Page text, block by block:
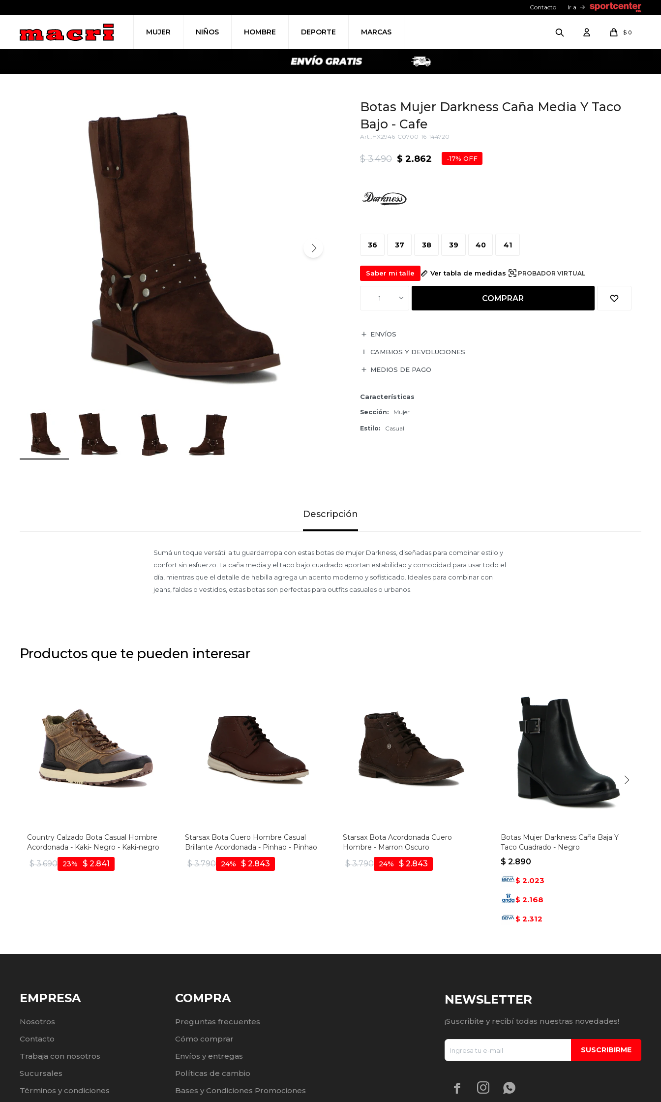
MUJER NIÑOS HOMBRE DEPORTE MARCAS $ 0
Contacto Ir a
Botas Mujer Darkness Caña Media Y Taco
Bajo - Cafe
HX2946-C0700-16-144720
$ 2.862
$ 3.490 17
36 37 38 39 40 41
Saber mi talle Ver tabla de medidas PROBADOR VIRTUAL
1 COMPRAR
ENVÍOS
CAMBIOS Y DEVOLUCIONES
MEDIOS DE PAGO
Características
Sección Mujer
Estilo Casual
Descripción
Sumá un toque versátil a tu guardarropa con estas botas de mujer Darkness, diseñadas para combinar estilo y
confort sin esfuerzo. La caña media y el taco bajo cuadrado aportan estabilidad y comodidad para usar todo el
día, mientras que el detalle de hebilla agrega un acento moderno y sofisticado. Ideales para combinar con
jeans, faldas o vestidos, estas botas son perfectas para outfits casuales o urbanos.
Productos que te pueden interesar
Country Calzado Bota Casual Hombre
Acordonada - Kaki- Negro - Kaki-negro
$ 3.690 $ 2.841
23
Starsax Bota Cuero Hombre Casual
Brillante Acordonada - Pinhao - Pinhao
$ 3.790 $ 2.843
24
Starsax Bota Acordonada Cuero
Hombre - Marron Oscuro
$ 3.790 $ 2.843
24
Botas Mujer Darkness Caña Baja Y
Taco Cuadrado - Negro
$ 2.890
$ 2.023
$ 2.168
$ 2.312
EMPRESA
Nosotros
Contacto
Trabaja con nosotros
Sucursales
Términos y condiciones
COMPRA
Preguntas frecuentes
Cómo comprar
Envíos y entregas
Políticas de cambio
Bases y Condiciones Promociones
NEWSLETTER
¡Suscribite y recibí todas nuestras novedades!
SUSCRIBIRME
  